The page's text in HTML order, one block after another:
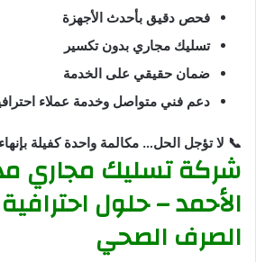
فحص دقيق بأحدث الأجهزة
تسليك مجاري بدون تكسير
ضمان حقيقي على الخدمة
دعم فني متواصل وخدمة عملاء
📞 لا تؤجل الحل… مكالمة واحدة كفيلة
شركة تسليك مجاري
الأحمد – حلول
الصرف الصحي